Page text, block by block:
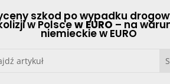
szkod po wypadku
w Polscew EURO – na
niemieckie w EURO